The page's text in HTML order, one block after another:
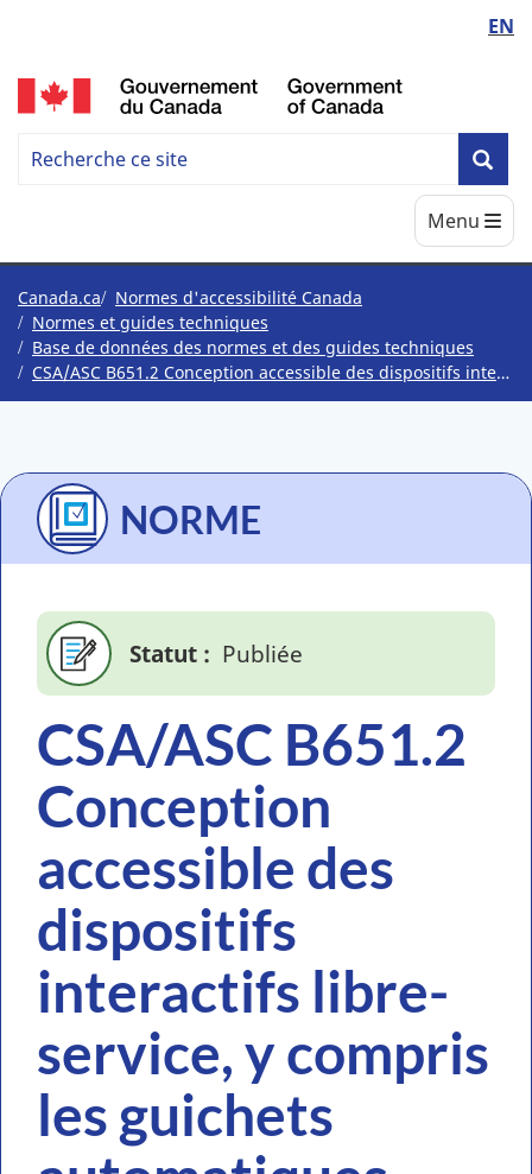
main
content
"About
government"
la
version
switcher
EN
Search
Canada
Rechercher
Menu
Vous
êtes
ici
Canada.ca
Normes d'accessibilité Canada
Normes et guides techniques
Base de données des normes et des guides techniques
CSA/ASC B651.2 Conception accessible des dispositifs interactifs libre-service, y compris les guichets automatiques bancaires
NORME
Statut Publiée
CSA/ASC B651.2
Conception
accessible des
dispositifs
interactifs libre-
service, y compris
les guichets